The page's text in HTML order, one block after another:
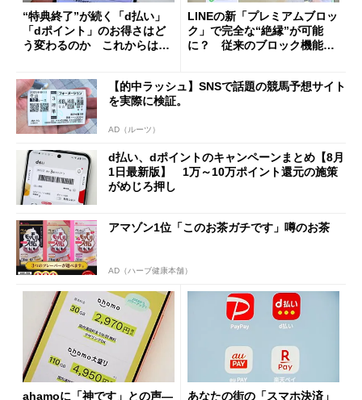
“特典終了”が続く「d払い」
「dポイント」のお得さはど
う変わるのか これからは
LINEの新「プレミアムブロッ
ク」で完全な“絶縁”が可能
に？ 従来のブロック機能と
【的中ラッシュ】SNSで話題の競馬予想サイト
を実際に検証。
AD（ルーツ）
d払い、dポイントのキャンペーンまとめ【8月
1日最新版】 1万～10万ポイント還元の施策
がめじろ押し
アマゾン1位「このお茶ガチです」噂のお茶
AD（ハーブ健康本舗）
ahamoに「神です」との声―
あなたの街の「スマホ決済」